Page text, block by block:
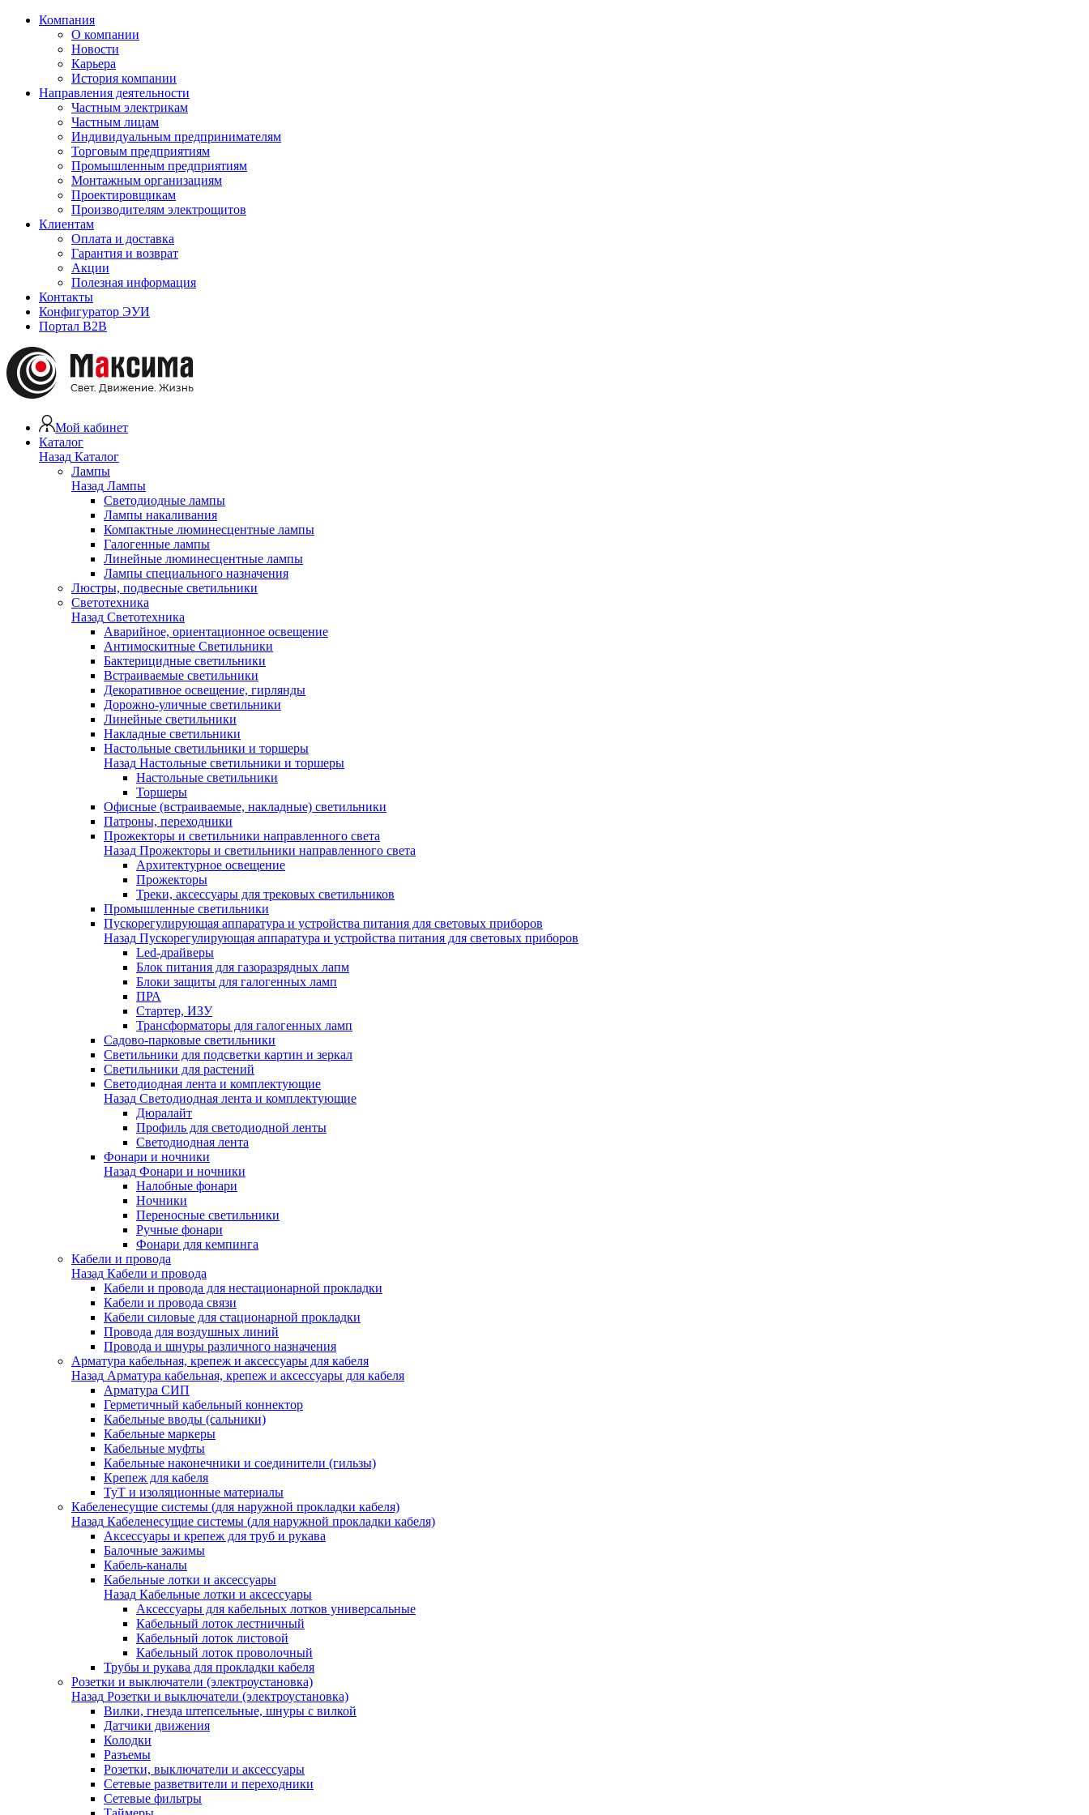
Компания
О компании
Новости
Карьера
История компании
Направления деятельности
Частным электрикам
Частным лицам
Индивидуальным предпринимателям
Торговым предприятиям
Промышленным предприятиям
Монтажным организациям
Проектировщикам
Производителям электрощитов
Клиентам
Оплата и доставка
Гарантия и возврат
Акции
Полезная информация
Контакты
Конфигуратор ЭУИ
Портал B2B
Мой кабинет
Каталог
Назад Каталог
Лампы
Назад Лампы
Светодиодные лампы
Лампы накаливания
Компактные люминесцентные лампы
Галогенные лампы
Линейные люминесцентные лампы
Лампы специального назначения
Люстры, подвесные светильники
Светотехника
Назад Светотехника
Аварийное, ориентационное освещение
Антимоскитные Светильники
Бактерицидные светильники
Встраиваемые светильники
Декоративное освещение, гирлянды
Дорожно-уличные светильники
Линейные светильники
Накладные светильники
Настольные светильники и торшеры
Назад Настольные светильники и торшеры
Настольные светильники
Торшеры
Офисные (встраиваемые, накладные) светильники
Патроны, переходники
Прожекторы и светильники направленного света
Назад Прожекторы и светильники направленного света
Архитектурное освещение
Прожекторы
Треки, аксессуары для трековых светильников
Промышленные светильники
Пускорегулирующая аппаратура и устройства питания для световых приборов
Назад Пускорегулирующая аппаратура и устройства питания для световых приборов
Led-драйверы
Блок питания для газоразрядных лапм
Блоки защиты для галогенных ламп
ПРА
Стартер, ИЗУ
Трансформаторы для галогенных ламп
Садово-парковые светильники
Светильники для подсветки картин и зеркал
Светильники для растений
Светодиодная лента и комплектующие
Назад Светодиодная лента и комплектующие
Дюралайт
Профиль для светодиодной ленты
Светодиодная лента
Фонари и ночники
Назад Фонари и ночники
Налобные фонари
Ночники
Переносные светильники
Ручные фонари
Фонари для кемпинга
Кабели и провода
Назад Кабели и провода
Кабели и провода для нестационарной прокладки
Кабели и провода связи
Кабели силовые для стационарной прокладки
Провода для воздушных линий
Провода и шнуры различного назначения
Арматура кабельная, крепеж и аксессуары для кабеля
Назад Арматура кабельная, крепеж и аксессуары для кабеля
Арматура СИП
Герметичный кабельный коннектор
Кабельные вводы (сальники)
Кабельные маркеры
Кабельные муфты
Кабельные наконечники и соединители (гильзы)
Крепеж для кабеля
ТуТ и изоляционные материалы
Кабеленесущие системы (для наружной прокладки кабеля)
Назад Кабеленесущие системы (для наружной прокладки кабеля)
Аксессуары и крепеж для труб и рукава
Балочные зажимы
Кабель-каналы
Кабельные лотки и аксессуары
Назад Кабельные лотки и аксессуары
Аксессуары для кабельных лотков универсальные
Кабельный лоток лестничный
Кабельный лоток листовой
Кабельный лоток проволочный
Трубы и рукава для прокладки кабеля
Розетки и выключатели (электроустановка)
Назад Розетки и выключатели (электроустановка)
Вилки, гнезда штепсельные, шнуры с вилкой
Датчики движения
Колодки
Разъемы
Розетки, выключатели и аксессуары
Сетевые разветвители и переходники
Сетевые фильтры